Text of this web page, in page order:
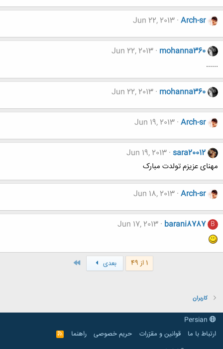
Arch-sr
Jun 22, 2013
mohanna360
Jun 22, 2013
......
mohanna360
Jun 22, 2013
Arch-sr
Jun 19, 2013
sara20012
Jun 19, 2013
مهنای عزیزم تولدت مبارک
Arch-sr
Jun 18, 2013
B
barani8787
Jun 17, 2013
1 از 49 بعدی
کاربران
ارتباط با ما
قوانین و مقرّرات حریم خصوصی راهنما
R
S